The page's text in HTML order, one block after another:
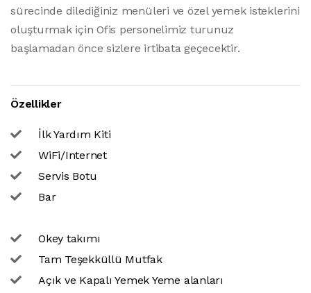
sürecinde dilediğiniz menüleri ve özel yemek isteklerini
oluşturmak için Ofis personelimiz turunuz
başlamadan önce sizlere irtibata geçecektir.
Özellikler
İlk Yardım Kiti
WiFi/Internet
Servis Botu
Bar
Okey takımı
Tam Teşekküllü Mutfak
Açık ve Kapalı Yemek Yeme alanları